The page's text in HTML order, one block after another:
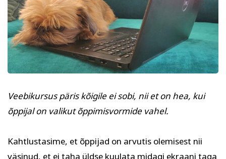
Veebikursus päris kõigile ei sobi, nii et on hea, kui
õppijal on valikut õppimisvormide vahel.
Kahtlustasime, et õppijad on arvutis olemisest nii
väsinud, et ei taha üldse kuulata midagi ekraani taga